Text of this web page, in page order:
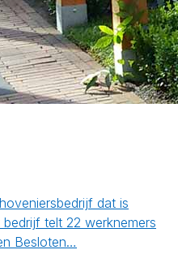
dat is
telt 22 werknemers
Besloten…